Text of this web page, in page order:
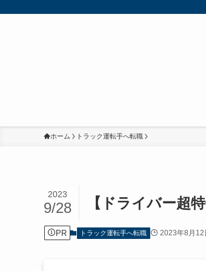
ホーム トラック運転手へ転職
【ドライバー超
2023
9/28
PR トラック運転手へ転職 2023年8月12